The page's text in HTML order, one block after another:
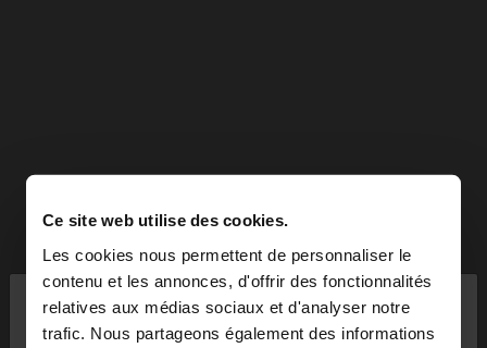
Ce site web utilise des cookies.
Les cookies nous permettent de personnaliser le
contenu et les annonces, d'offrir des fonctionnalités
relatives aux médias sociaux et d'analyser notre
trafic. Nous partageons également des informations
bonjour ×